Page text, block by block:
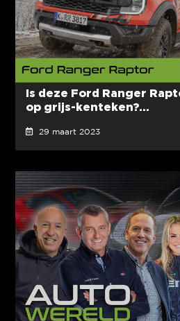
Is deze Ford Ranger
op grijs-kenteken?...
29 maart 2023